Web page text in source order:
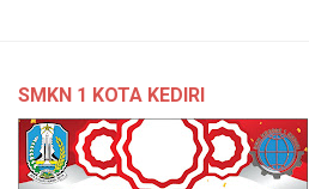
SMKN 1 KOTA KEDIRI